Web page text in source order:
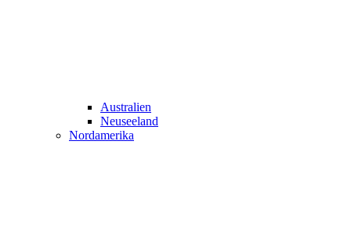
Australien
Neuseeland
Nordamerika